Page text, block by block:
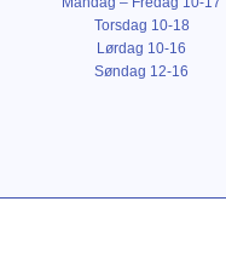
Torsdag 10-18
Lørdag 10-16
Søndag 12-16